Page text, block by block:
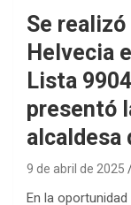
Se
Helvecia
Lista
presentó
alcaldesa
9 de abril de 2025
En la